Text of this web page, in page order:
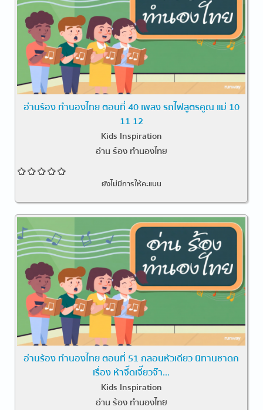
อ่านร้อง ทำนองไทย ตอนที่ 40 เพลง รถไฟสูตรคูณ แม่ 10
11 12
Kids Inspiration
อ่าน ร้อง ทำนองไทย
ยังไม่มีการให้คะแนน
อ่านร้อง ทำนองไทย ตอนที่ 51 กลอนหัวเดียว นิทานชาดก
เรื่อง ห้าจี๊ดเจี๊ยวจ๊า...
Kids Inspiration
อ่าน ร้อง ทำนองไทย